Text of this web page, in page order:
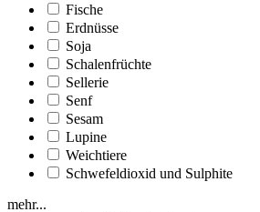
Fische
Erdnüsse
Soja
Schalenfrüchte
Sellerie
Senf
Sesam
Lupine
Weichtiere
Schwefeldioxid und Sulphite
mehr...